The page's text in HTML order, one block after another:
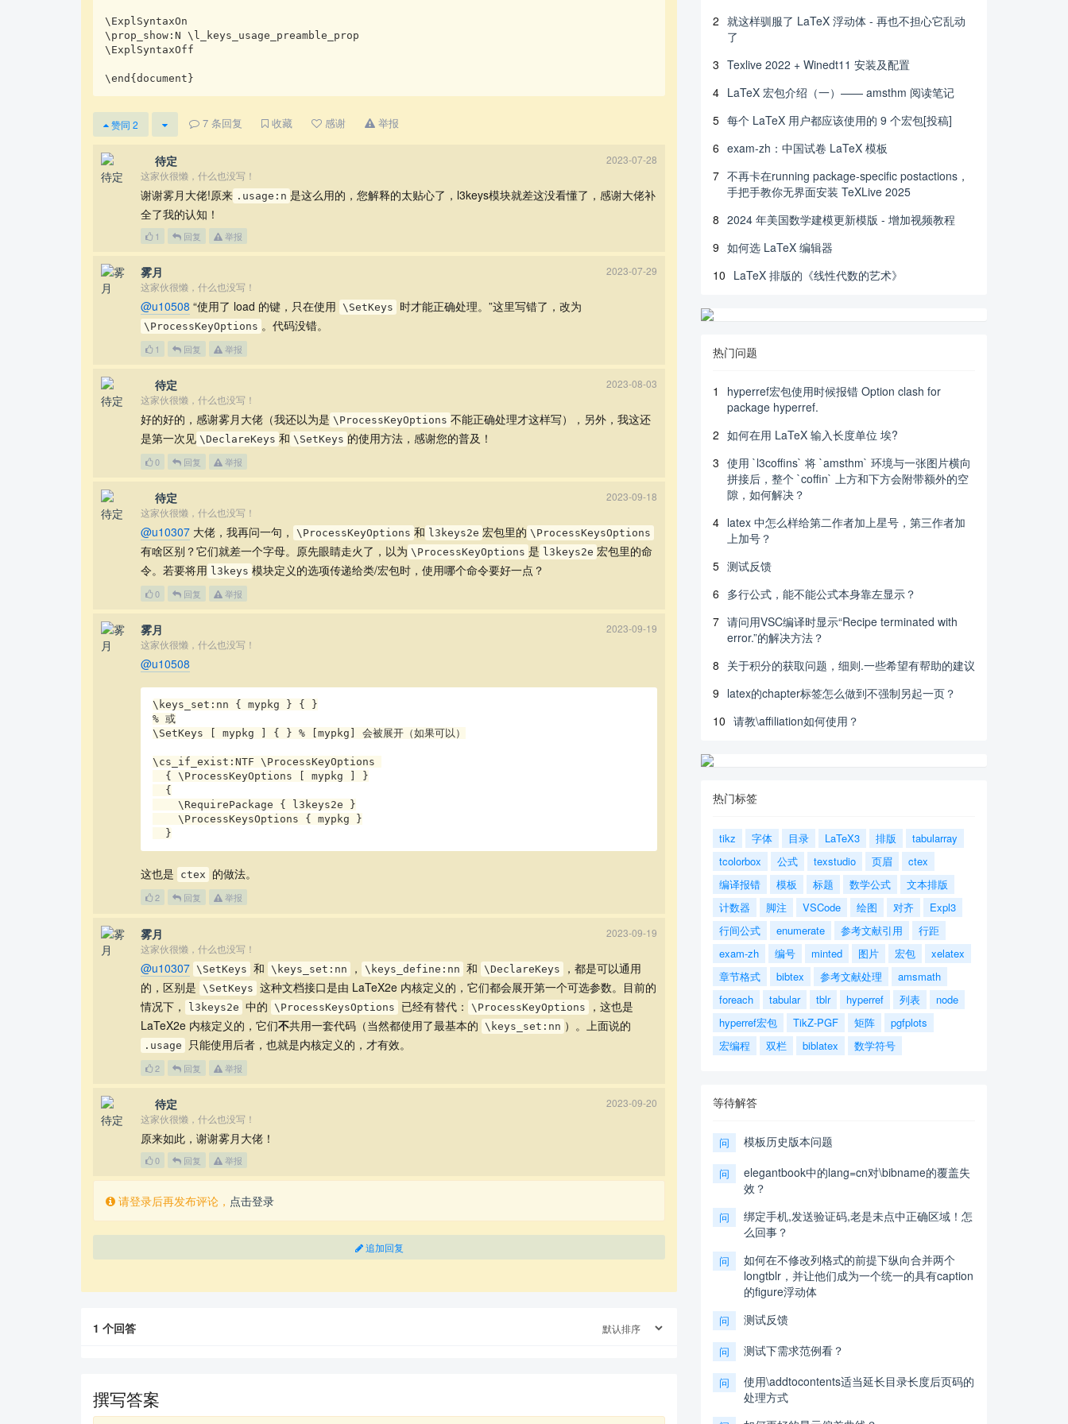
\ExplSyntaxOn
\prop_show:N \l_keys_usage_preamble_prop
\ExplSyntaxOff
\end{document}
赞同 2 7 条回复 收藏 感谢 举报
⁡⁢ 待定
2023-07-28
这家伙很懒，什么也没写！
谢谢雾月大佬!原来 .usage:n 是这么用的，您解释的太贴心了，l3keys模块就差这没看懂了，感谢大佬补
全了我的认知！
1 回复 举报
雾月
2023-07-29
这家伙很懒，什么也没写！
@u10508 “使用了 load 的键，只在使用 \SetKeys 时才能正确处理。”这里写错了，改为
\ProcessKeyOptions 。代码没错。
1 回复 举报
⁡⁢ 待定
2023-08-03
这家伙很懒，什么也没写！
好的好的，感谢雾月大佬（我还以为是 \ProcessKeyOptions 不能正确处理才这样写），另外，我这还
是第一次见 \DeclareKeys 和 \SetKeys 的使用方法，感谢您的普及！
0 回复 举报
⁡⁢ 待定
2023-09-18
这家伙很懒，什么也没写！
@u10307 大佬，我再问一句， \ProcessKeyOptions 和 l3keys2e 宏包里的 \ProcessKeysOptions
有啥区别？它们就差一个字母。原先眼睛走火了，以为 \ProcessKeyOptions 是 l3keys2e 宏包里的命
令。若要将用 l3keys 模块定义的选项传递给类/宏包时，使用哪个命令要好一点？
0 回复 举报
雾月
2023-09-19
这家伙很懒，什么也没写！
@u10508
\keys_set:nn { mypkg } { }
% 或
\SetKeys [ mypkg ] { } % [mypkg] 会被展开（如果可以）
\cs_if_exist:NTF \ProcessKeyOptions
    \RequirePackage { l3keys2e }
    \ProcessKeysOptions { mypkg }
  }
这也是 ctex 的做法。
2 回复 举报
雾月
2023-09-19
这家伙很懒，什么也没写！
@u10307 \SetKeys 和 \keys_set:nn ， \keys_define:nn 和 \DeclareKeys
，都是可以通用
的，区别是 \SetKeys 这种文档接口是由 LaTeX2e 内核定义的，它们都会展开第一个可选参数。目前的
情况下，
l3keys2e 中的 \ProcessKeysOptions 已经有替代： \ProcessKeyOptions
，这也是
LaTeX2e 内核定义的，它们不共用一套代码（当然都使用了最基本的 \keys_set:nn ）。上面说的
.usage 只能使用后者，也就是内核定义的，才有效。
2 回复 举报
⁡⁢ 待定
2023-09-20
这家伙很懒，什么也没写！
原来如此，谢谢雾月大佬！
0 回复 举报
请登录后再发布评论， 点击登录
追加回复
1 个回答
撰写答案
2 就这样驯服了 LaTeX 浮动体 - 再也不担心它乱动
了
3 Texlive 2022 + Winedt11 安装及配置
4 LaTeX 宏包介绍（一）—— amsthm 阅读笔记
5 每个 LaTeX 用户都应该使用的 9 个宏包[投稿]
6 exam-zh：中国试卷 LaTeX 模板
7 不再卡在running package-specific postactions，
手把手教你无界面安装 TeXLive 2025
8 2024 年美国数学建模更新模版 - 增加视频教程
9 如何选 LaTeX 编辑器
10 LaTeX 排版的《线性代数的艺术》
热门问题
1
hyperref宏包使用时候报错 Option clash for
package hyperref.
2 如何在用 LaTeX 输入长度单位 埃?
3 使用 `l3coffins` 将 `amsthm` 环境与一张图片横向
拼接后，整个 `coffin` 上方和下方会附带额外的空
隙，如何解决？
4 latex 中怎么样给第二作者加上星号，第三作者加
上加号？
5 测试反馈
6 多行公式，能不能公式本身靠左显示？
7 请问用VSC编译时显示“Recipe terminated with
error.”的解决方法？
8 关于积分的获取问题，细则.一些希望有帮助的建议
9 latex的chapter标签怎么做到不强制另起一页？
10 请教\affiliation如何使用？
热门标签
tikz 字体 目录 LaTeX3 排版
tabularray
tcolorbox
公式 texstudio 页眉
ctex
编译报错
模板 标题 数学公式
文本排版
计数器
脚注 VSCode 绘图 对齐
Expl3
行间公式
enumerate 参考文献引用
行距
exam-zh
编号 minted 图片 宏包
xelatex
章节格式
bibtex 参考文献处理
amsmath
foreach
tabular tblr hyperref 列表
node
hyperref宏包
TikZ-PGF 矩阵
pgfplots
宏编程
双栏 biblatex 数学符号
等待解答
问 模板历史版本问题
问
elegantbook中的lang=cn对\bibname的覆盖失
效？
问
绑定手机,发送验证码,老是未点中正确区域！怎
么回事？
问
如何在不修改列格式的前提下纵向合并两个
longtblr，并让他们成为一个统一的具有caption
的figure浮动体
问 测试反馈
问 测试下需求范例看？
问
使用\addtocontents适当延长目录长度后页码的
处理方式